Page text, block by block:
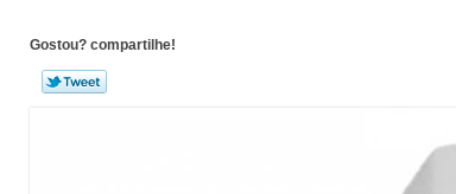
Gostou? compartilhe!